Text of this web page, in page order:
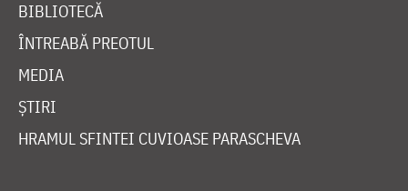
BIBLIOTECĂ
ÎNTREABĂ PREOTUL
MEDIA
ȘTIRI
HRAMUL SFINTEI CUVIOASE PARASCHEVA